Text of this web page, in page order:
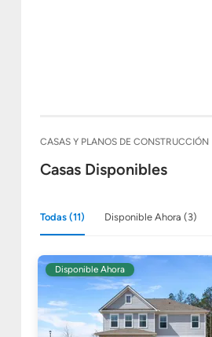
CASAS Y PLANOS DE CONSTRUCCIÓN
Casas Disponibles
Todas (11) Disponible Ahora (3)
Disponible Ahora